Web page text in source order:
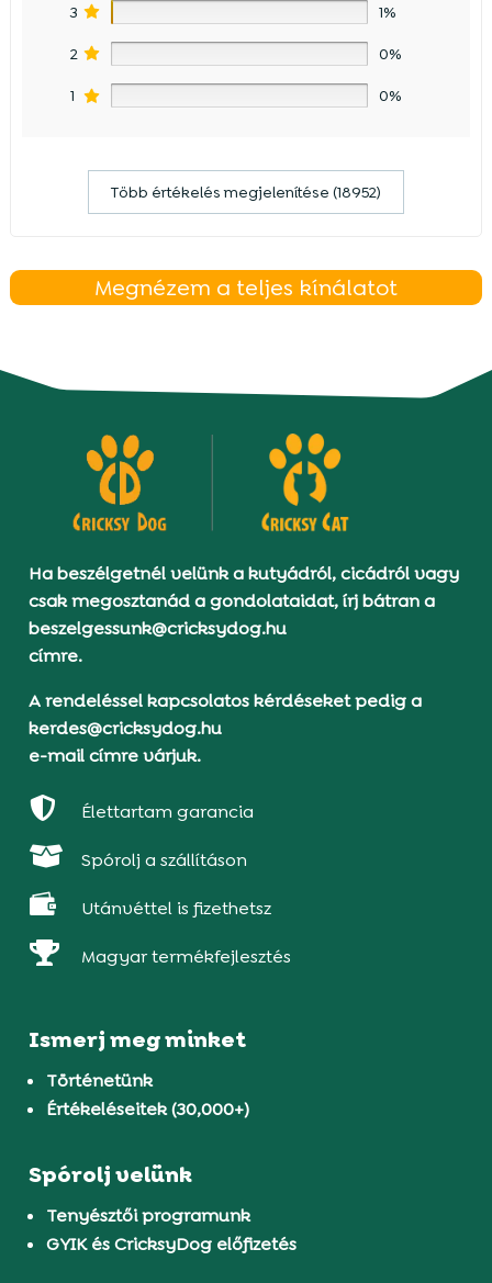
3 1%
2 0%
1 0%
Több értékelés megjelenítése (18952)
Megnézem a teljes kínálatot
Ha beszélgetnél velünk a kutyádról, cicádról vagy
csak megosztanád a gondolataidat, írj bátran a
beszelgessunk@cricksydog.hu
címre.
A rendeléssel kapcsolatos kérdéseket pedig a
kerdes@cricksydog.hu
e-mail címre várjuk.
 Élettartam garancia
 Spórolj a szállításon
 Utánvéttel is fizethetsz
 Magyar termékfejlesztés
Ismerj meg minket
Történetünk
Értékeléseitek (30,000+)
Spórolj velünk
Tenyésztői programunk
GYIK és CricksyDog előfizetés